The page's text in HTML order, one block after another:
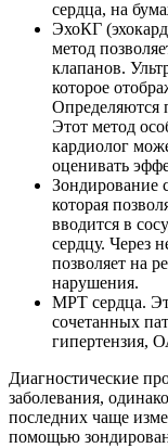
сердца, на
ЭхоКГ
метод
клапанов.
которое
Определяются
Этот метод
кардиолог
оценивать
Зондирование
которая
вводится в
сердцу. Через
позволяет на
нарушения.
МРТ сердца.
сочетанных
гипертензия,
Диагностические
заболевания,
последних чаще
помощью